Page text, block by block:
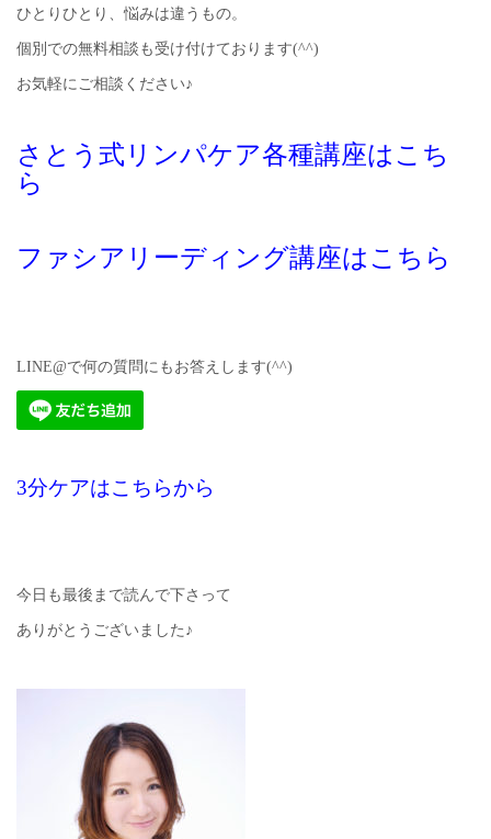
ひとりひとり、悩みは違うもの。
個別での無料相談も受け付けております(^^)
お気軽にご相談ください♪
さとう式リンパケア各種講座はこち
ら
ファシアリーディング講座はこちら
LINE@で何の質問にもお答えします(^^)
3分ケアはこちらから
今日も最後まで読んで下さって
ありがとうございました♪